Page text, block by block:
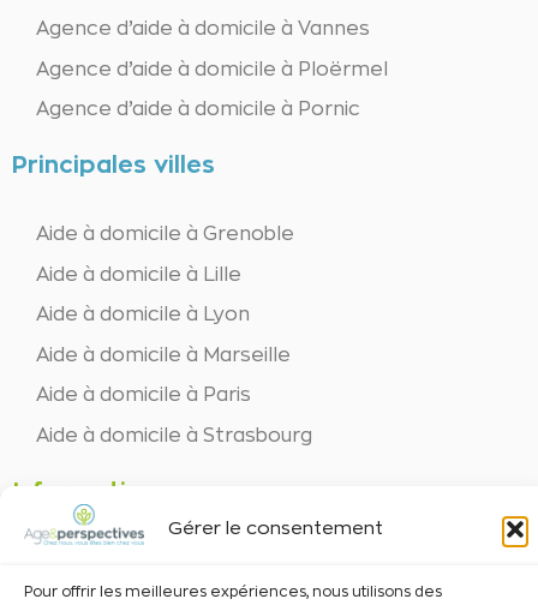
Gérer le consentement
Pour offrir les meilleures expériences, nous utilisons des
Agence d’aide à domicile à Vannes
Agence d’aide à domicile à Ploërmel
Agence d’aide à domicile à Pornic
Principales villes
Aide à domicile à Grenoble
Aide à domicile à Lille
Aide à domicile à Lyon
Aide à domicile à Marseille
Aide à domicile à Paris
Aide à domicile à Strasbourg
Informations
Mentions légales